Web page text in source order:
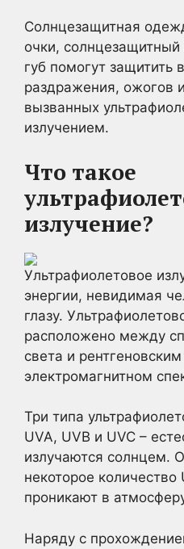
Солнцезащитная
очки,
губ помогут защитить
раздражения, ожогов
вызванных
излучением.
Что такое
излучение?
Ультрафиолетовое
энергии, невидимая
глазу.
расположено между
света и
электромагнитном
Три типа
UVA, UVB и UVC –
излучаются солнцем.
некоторое количество
проникают в
Наряду с